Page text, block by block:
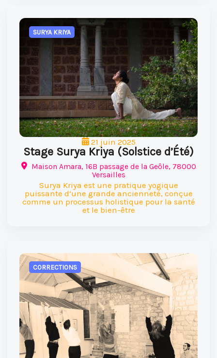
SURYA KRIYA
21 juin 2025
Stage Surya Kriya (Solstice d’Été)
Maison Amara, 16B passage de la Geôle, 78000
Versailles
Surya Kriya est une pratique yogique
puissante d’une grande ancienneté, conçue
comme un processus holistique pour la santé
et le bien-être
CORRECTIONS